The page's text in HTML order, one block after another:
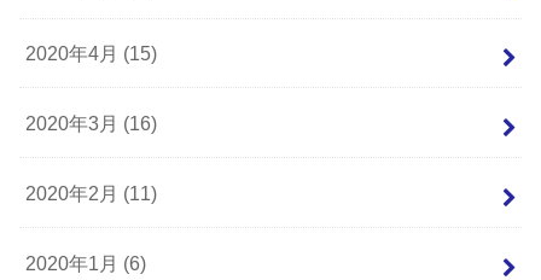
2020年4月 (15)
2020年3月 (16)
2020年2月 (11)
2020年1月 (6)